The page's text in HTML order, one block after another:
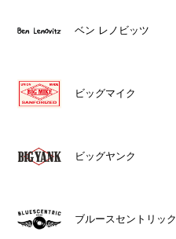
ベン レノビッツ
ビッグマイク
ビッグヤンク
ブルースセントリック